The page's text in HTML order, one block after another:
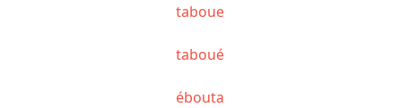
taboue
taboué
ébouta